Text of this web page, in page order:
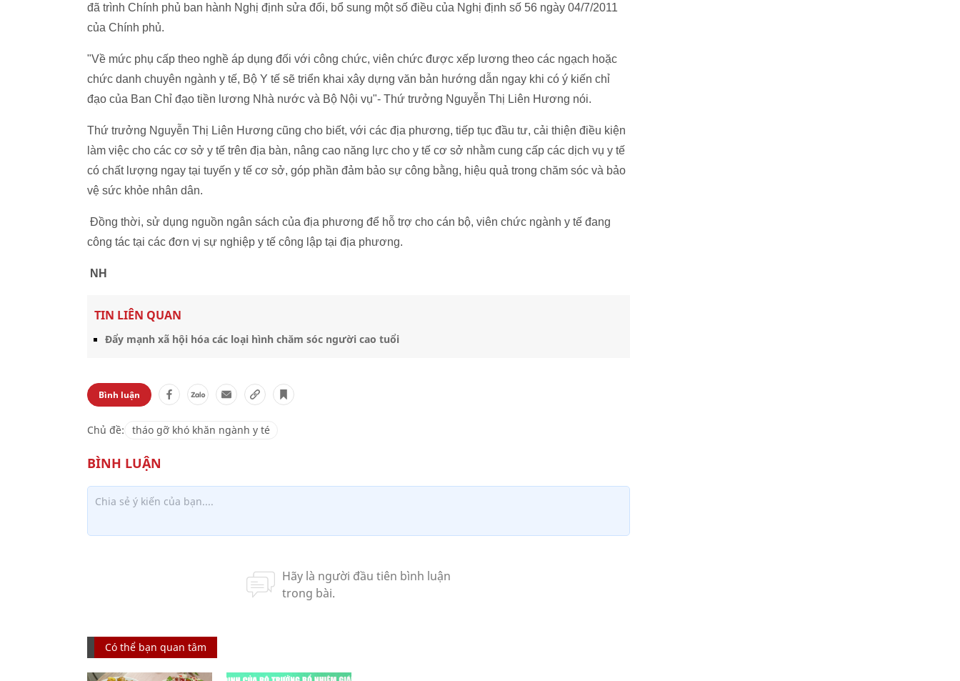
đã trình Chính phủ ban hành Nghị định sửa đổi, bổ sung một số điều của Nghị định số 56 ngày 04/7/2011
của Chính phủ.
"Về mức phụ cấp theo nghề áp dụng đối với công chức, viên chức được xếp lương theo các ngạch hoặc
chức danh chuyên ngành y tế, Bộ Y tế sẽ triển khai xây dựng văn bản hướng dẫn ngay khi có ý kiến chỉ
đạo của Ban Chỉ đạo tiền lương Nhà nước và Bộ Nội vụ"- Thứ trưởng Nguyễn Thị Liên Hương nói.
Thứ trưởng Nguyễn Thị Liên Hương cũng cho biết, với các địa phương, tiếp tục đầu tư, cải thiện điều kiện
làm việc cho các cơ sở y tế trên địa bàn, nâng cao năng lực cho y tế cơ sở nhằm cung cấp các dịch vụ y tế
có chất lượng ngay tại tuyến y tế cơ sở, góp phần đảm bảo sự công bằng, hiệu quả trong chăm sóc và bảo
vệ sức khỏe nhân dân.
Đồng thời, sử dụng nguồn ngân sách của địa phương để hỗ trợ cho cán bộ, viên chức ngành y tế đang
công tác tại các đơn vị sự nghiệp y tế công lập tại địa phương.
NH
TIN LIÊN QUAN
Đẩy mạnh xã hội hóa các loại hình chăm sóc người cao tuổi
Bình luận
Chủ đề: tháo gỡ khó khăn ngành y té
Có thể bạn quan tâm